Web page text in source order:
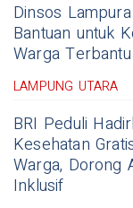
Dinsos
Bantuan untuk
Warga Terbantu
LAMPUNG UTARA
BRI Peduli
Kesehatan
Warga, Dorong
Inklusif